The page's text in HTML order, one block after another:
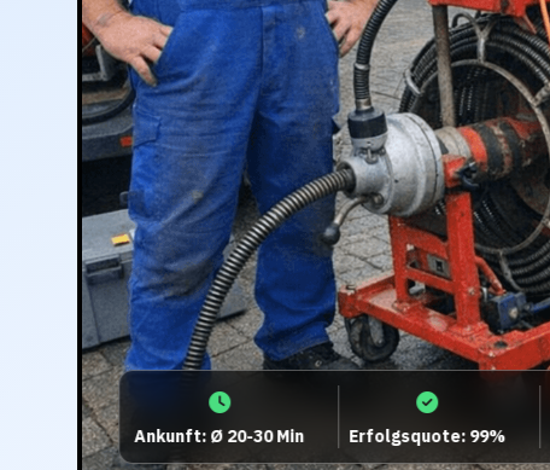
Ankunft: Ø 20-30 Min Erfolgsquote: 99%